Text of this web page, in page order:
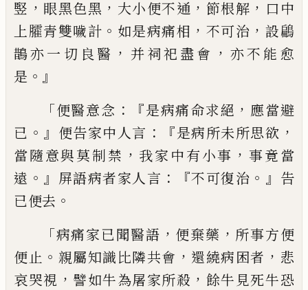
竪 ， 眼黑色黑 ， 大小便不通 ， 節根解 ， 口中
上臛青雙噦計 。 如是病痛相 ， 不可治 ，設鶣
鵲亦一切良醫 ， 并祠祀盡會 ， 亦不能愈
是 。』
「便醫意念 ：『是病痛命求絕 ， 應當避
已 。』 便告家中人言 ：『是病所未所思欲 ，
當隨意與莫制禁 ， 我家中有小事 ， 事竟當
遠 。』 屏語病者家人言 ： 『不可復治 。』 告
已便去 。
「病痛家已聞醫語 ， 便棄藥 ， 所事方便
便止 。 親屬知識比隣共會 ， 還繞病困者 ， 悲
哀哭視 ， 譬如牛為屠家所殺 ， 餘牛 見死牛恐